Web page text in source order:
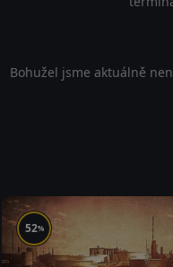
Bohužel jsme aktuálně
52%